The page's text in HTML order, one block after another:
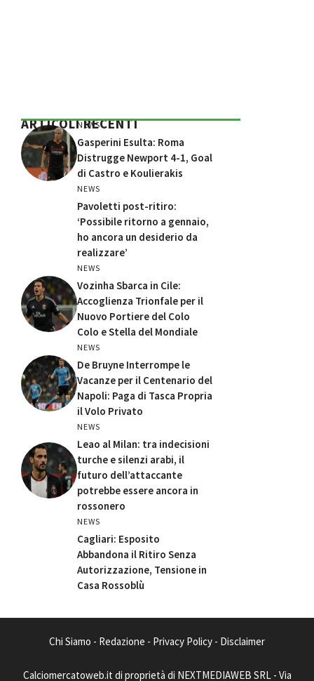
ARTICOLI RECENTI
NEWS
Gasperini Esulta: Roma
Distrugge Newport 4-1, Goal
di Castro e Koulierakis
NEWS
Pavoletti post-ritiro:
‘Possibile ritorno a gennaio,
ho ancora un desiderio da
realizzare’
NEWS
Vozinha Sbarca in Cile:
Accoglienza Trionfale per il
Nuovo Portiere del Colo
Colo e Stella del Mondiale
NEWS
De Bruyne Interrompe le
Vacanze per il Centenario del
Napoli: Paga di Tasca Propria
il Volo Privato
NEWS
Leao al Milan: tra indecisioni
turche e silenzi arabi, il
futuro dell’attaccante
potrebbe essere ancora in
rossonero
NEWS
Cagliari: Esposito
Abbandona il Ritiro Senza
Autorizzazione, Tensione in
Casa Rossoblù
Chi Siamo - Redazione - Privacy Policy - Disclaimer
Calciomercatoweb.it di proprietà di NEXTMEDIAWEB SRL - Via